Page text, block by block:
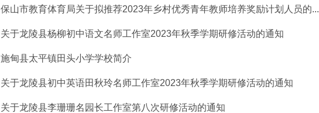
保山市教育体育局关于拟推荐2023年乡村优秀青年教师培养奖励计划人员的...
关于龙陵县杨柳初中语文名师工作室2023年秋季学期研修活动的通知
施甸县太平镇田头小学学校简介
关于龙陵县初中英语田秋玲名师工作室2023年秋季学期研修活动的通知
关于龙陵县李珊珊名园长工作室第八次研修活动的通知